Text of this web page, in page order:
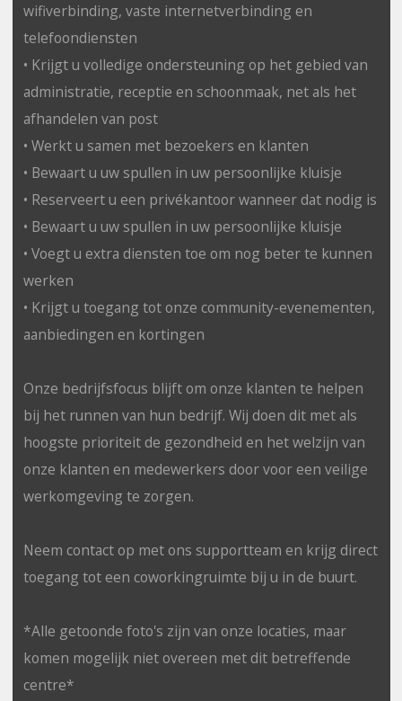
wifiverbinding, vaste internetverbinding en
telefoondiensten
• Krijgt u volledige ondersteuning op het gebied van
administratie, receptie en schoonmaak, net als het
afhandelen van post
• Werkt u samen met bezoekers en klanten
• Bewaart u uw spullen in uw persoonlijke kluisje
• Reserveert u een privékantoor wanneer dat nodig is
• Bewaart u uw spullen in uw persoonlijke kluisje
• Voegt u extra diensten toe om nog beter te kunnen
werken
• Krijgt u toegang tot onze community-evenementen,
aanbiedingen en kortingen
Onze bedrijfsfocus blijft om onze klanten te helpen
bij het runnen van hun bedrijf. Wij doen dit met als
hoogste prioriteit de gezondheid en het welzijn van
onze klanten en medewerkers door voor een veilige
werkomgeving te zorgen.
Neem contact op met ons supportteam en krijg direct
toegang tot een coworkingruimte bij u in de buurt.
*Alle getoonde foto's zijn van onze locaties, maar
komen mogelijk niet overeen met dit betreffende
centre*